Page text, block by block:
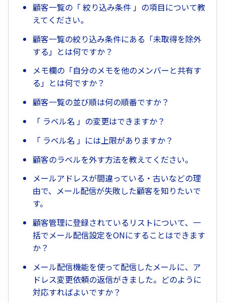
顧客一覧の「 絞り込み条件 」の項目について教
えてください。
顧客一覧の絞り込み条件にある「未取得を除外
する」とは何ですか？
メモ欄の「自分のメモを他のメンバーと共有す
る」とは何ですか？
顧客一覧の並び順は何の順番ですか？
「 ラベル名 」の変更はできますか？
「 ラベル名 」には上限がありますか？
顧客のラベルを外す方法を教えてください。
メールアドレスが間違っている・古いなどの理
由で、メール配信が失敗した顧客を知りたいで
す。
顧客管理に登録されているリストについて、一
括でメール配信設定をONにすることはできます
か？
メール配信機能を使って配信したメールに、ア
ドレス変更依頼の返信がきました。どのように
対応すればよいですか？